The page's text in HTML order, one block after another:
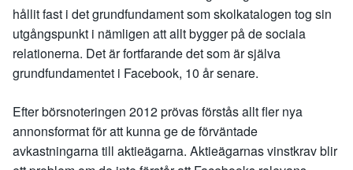
hållit fast i det grundfundament som skolkatalogen tog sin
utgångspunkt i nämligen att allt bygger på de sociala
relationerna. Det är fortfarande det som är själva
grundfundamentet i Facebook, 10 år senare.
Efter börsnoteringen 2012 prövas förstås allt fler nya
annonsformat för att kunna ge de förväntade
avkastningarna till aktieägarna. Aktieägarnas vinstkrav blir